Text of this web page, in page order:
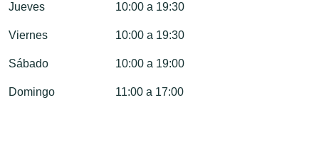
Jueves 10:00 a 19:30
Viernes 10:00 a 19:30
Sábado 10:00 a 19:00
Domingo 11:00 a 17:00